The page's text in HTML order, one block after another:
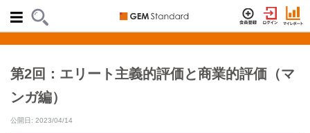
第2回：エリート主義的評価と商業的評価（マ
ンガ編）
公開日: 2023/04/14